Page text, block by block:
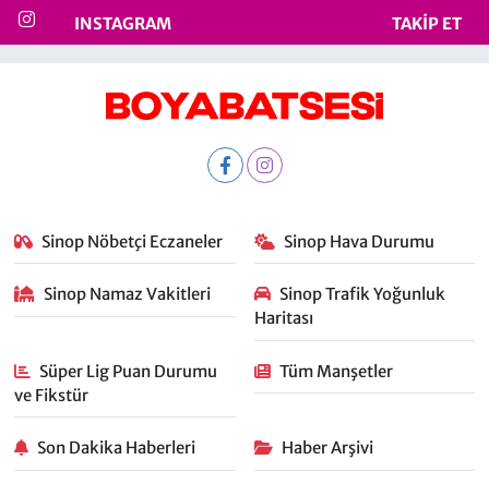
INSTAGRAM TAKIP ET
Sinop Nöbetçi Eczaneler Sinop Hava Durumu
Sinop Namaz Vakitleri
Sinop Trafik Yoğunluk
Haritası
Süper Lig Puan Durumu
ve Fikstür
Tüm Manşetler
Son Dakika Haberleri Haber Arşivi